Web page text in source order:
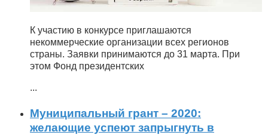
К участию в конкурсе приглашаются
некоммерческие организации всех регионов
страны. Заявки принимаются до 31 марта. При
этом Фонд президентских
...
Муниципальный грант – 2020:
желающие успеют запрыгнуть в